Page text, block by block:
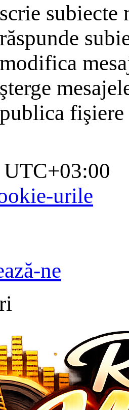
scrie subiecte
răspunde
modifica
şterge
publica fişiere
UTC+03:00
urile
ne